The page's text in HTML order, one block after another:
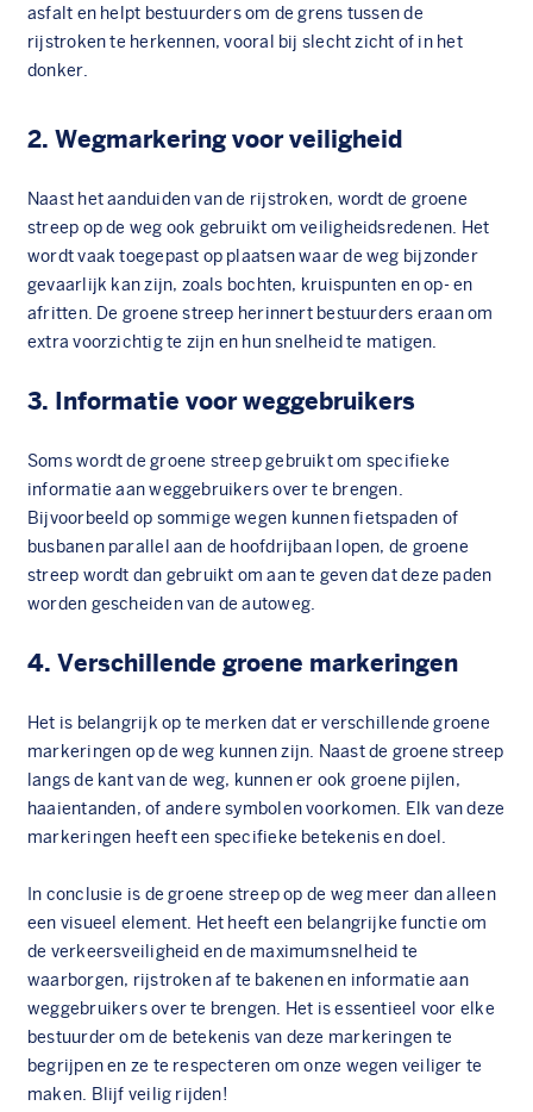
asfalt en helpt bestuurders om de grens tussen de
rijstroken te herkennen, vooral bij slecht zicht of in het
donker.
2. Wegmarkering voor veiligheid
Naast het aanduiden van de rijstroken, wordt de groene
streep op de weg ook gebruikt om veiligheidsredenen. Het
wordt vaak toegepast op plaatsen waar de weg bijzonder
gevaarlijk kan zijn, zoals bochten, kruispunten en op- en
afritten. De groene streep herinnert bestuurders eraan om
extra voorzichtig te zijn en hun snelheid te matigen.
3. Informatie voor weggebruikers
Soms wordt de groene streep gebruikt om specifieke
informatie aan weggebruikers over te brengen.
Bijvoorbeeld op sommige wegen kunnen fietspaden of
busbanen parallel aan de hoofdrijbaan lopen, de groene
streep wordt dan gebruikt om aan te geven dat deze paden
worden gescheiden van de autoweg.
4. Verschillende groene markeringen
Het is belangrijk op te merken dat er verschillende groene
markeringen op de weg kunnen zijn. Naast de groene streep
langs de kant van de weg, kunnen er ook groene pijlen,
haaientanden, of andere symbolen voorkomen. Elk van deze
markeringen heeft een specifieke betekenis en doel.
In conclusie is de groene streep op de weg meer dan alleen
een visueel element. Het heeft een belangrijke functie om
de verkeersveiligheid en de maximumsnelheid te
waarborgen, rijstroken af te bakenen en informatie aan
weggebruikers over te brengen. Het is essentieel voor elke
bestuurder om de betekenis van deze markeringen te
begrijpen en ze te respecteren om onze wegen veiliger te
maken. Blijf veilig rijden!